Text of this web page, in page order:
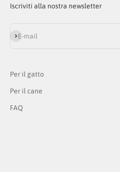
Iscriviti alla nostra newsletter
E-mail
Iscriviti alla newsletter
Per il gatto
Per il cane
FAQ